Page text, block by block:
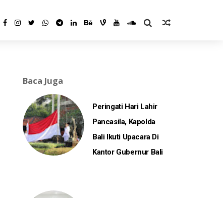
Baca Juga
Peringati Hari Lahir
Pancasila, Kapolda
Bali Ikuti Upacara Di
Kantor Gubernur Bali